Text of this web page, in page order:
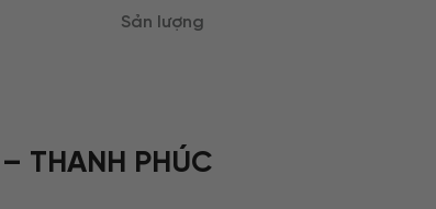
Sản lượng
THANH PHÚC